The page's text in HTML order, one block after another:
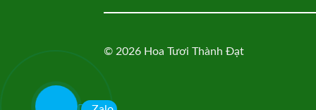
© 2026 Hoa Tươi Thành Đạt